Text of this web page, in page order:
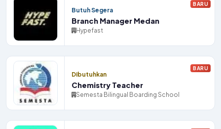
Butuh Segera
Branch Manager Medan
Hypefast
BARU
Dibutuhkan
Chemistry Teacher
Semesta Bilingual Boarding School
BARU